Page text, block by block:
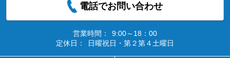
電話でお問い合わせ
営業時間：
9:00～18：00
定休日：
日曜祝日・第２第４土曜日